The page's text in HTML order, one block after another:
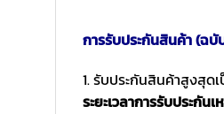
การรับประกันสินค้า (ฉบั
1. รับประกันสินค้าสูงสุด
ระยะเวลาการรับประกัน